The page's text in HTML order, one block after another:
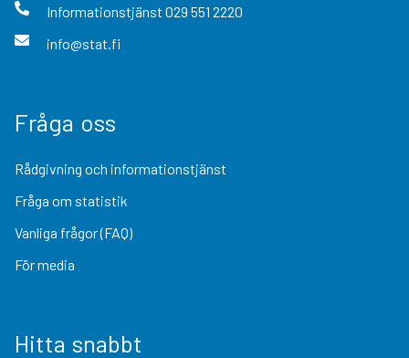
Informationstjänst 029 551 2220
info@stat.fi
Fråga oss
Rådgivning och informationstjänst
Fråga om statistik
Vanliga frågor (FAQ)
För media
Hitta snabbt